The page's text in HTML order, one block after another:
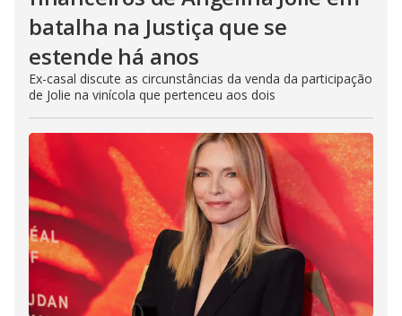
batalha na Justiça que se
estende há anos
Ex-casal discute as circunstâncias da venda da participação
de Jolie na vinícola que pertenceu aos dois